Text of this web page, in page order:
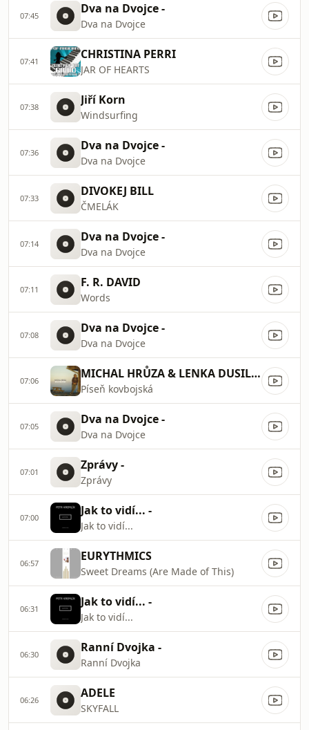
07:45 Dva na Dvojce -
Dva na Dvojce
07:41 CHRISTINA PERRI
JAR OF HEARTS
07:38 Jiří Korn
Windsurfing
07:36 Dva na Dvojce -
Dva na Dvojce
07:33 DIVOKEJ BILL
ČMELÁK
07:14 Dva na Dvojce -
Dva na Dvojce
07:11 F. R. DAVID
Words
07:08 Dva na Dvojce -
Dva na Dvojce
07:06 MICHAL HRŮZA & LENKA DUSILOVÁ
Píseň kovbojská
07:05 Dva na Dvojce -
Dva na Dvojce
07:01 Zprávy -
Zprávy
07:00 Jak to vidí... -
Jak to vidí...
06:57 EURYTHMICS
Sweet Dreams (Are Made of This)
06:31 Jak to vidí... -
Jak to vidí...
06:30 Ranní Dvojka -
Ranní Dvojka
06:26 ADELE
SKYFALL